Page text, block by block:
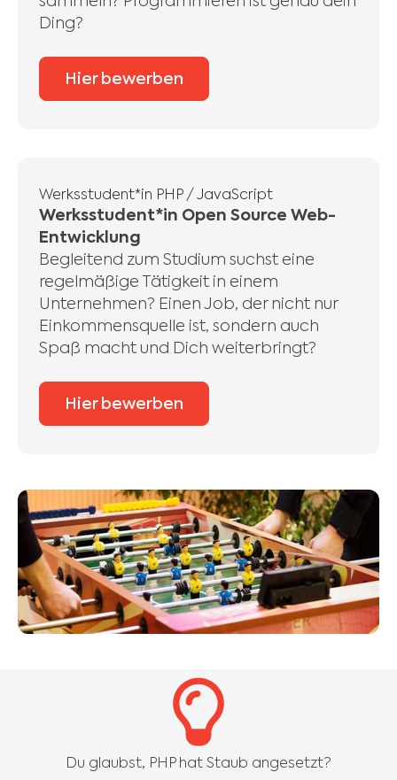
Ding?
Hier bewerben
Werksstudent*in PHP / JavaScript
Werksstudent*in Open Source Web-
Entwicklung
Begleitend zum Studium suchst eine
regelmäßige Tätigkeit in einem
Unternehmen? Einen Job, der nicht nur
Einkommensquelle ist, sondern auch
Spaß macht und Dich weiterbringt?
Hier bewerben
Du glaubst, PHP hat Staub angesetzt?